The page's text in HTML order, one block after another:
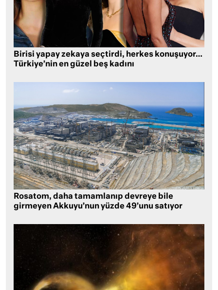
Birisi yapay zekaya seçtirdi, herkes konuşuyor…
Türkiye’nin en güzel beş kadını
Rosatom, daha tamamlanıp devreye bile
girmeyen Akkuyu’nun yüzde 49’unu satıyor